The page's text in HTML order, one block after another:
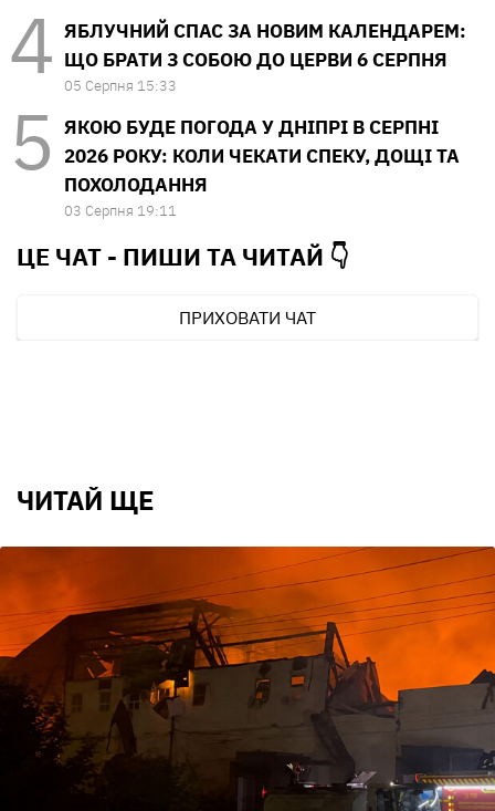
ЯБЛУЧНИЙ СПАС ЗА НОВИМ КАЛЕНДАРЕМ:
ЩО БРАТИ З СОБОЮ ДО ЦЕРВИ 6 СЕРПНЯ
05 Серпня 15:33
ЯКОЮ БУДЕ ПОГОДА У ДНІПРІ В СЕРПНІ
2026 РОКУ: КОЛИ ЧЕКАТИ СПЕКУ, ДОЩІ ТА
ПОХОЛОДАННЯ
03 Серпня 19:11
ЦЕ ЧАТ - ПИШИ ТА ЧИТАЙ 👇
ПРИХОВАТИ ЧАТ
ЧИТАЙ ЩЕ